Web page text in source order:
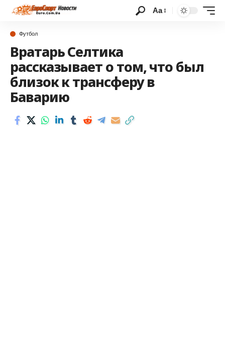
Аа
Футбол
Вратарь Селтика
рассказывает о том, что был
близок к трансферу в
Баварию